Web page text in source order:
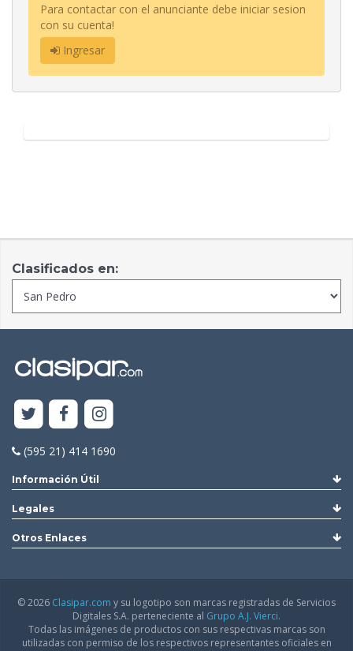
Para contactar con el anunciante debe iniciar sesion
con su cuenta!
Ingresar
Clasificados en:
(595 21) 414 1690
Información Útil
Legales
Otros Enlaces
© 2026 Clasipar.com y su logotipo son marcas registradas de Servicios
Digitales S.A. perteneciente al Grupo A.J. Vierci.
Todas las imágenes de productos con sus respectivas marcas son
utilizadas con permiso de los respectivos representantes oficiales en